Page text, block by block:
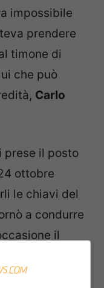
impossibile
prendere
timone di
che può
Carlo
prese il posto
ottobre
le chiavi del
a condurre
il
‘Fabrizio!
mia,